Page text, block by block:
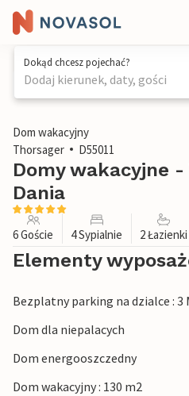
Dokąd chcesz pojechać?
Dodaj kierunek, daty, gości
1 / 6
Dom wakacyjny
Thorsager
D55011
Domy wakacyjne -
Dania
6 Goście 4 Sypialnie 2 Łazienki
Elementy
Bezplatny parking na dzialce : 3
Dom dla niepalacych
Dom energooszczedny
Dom wakacyjny : 130 m2